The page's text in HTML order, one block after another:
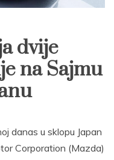
dvije
na Sajmu
danas u sklopu Japan
Corporation (Mazda)